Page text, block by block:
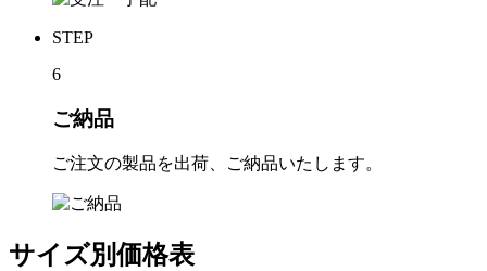
STEP
6
ご納品
ご注文の製品を出荷、ご納品いたします。
サイズ別価格表